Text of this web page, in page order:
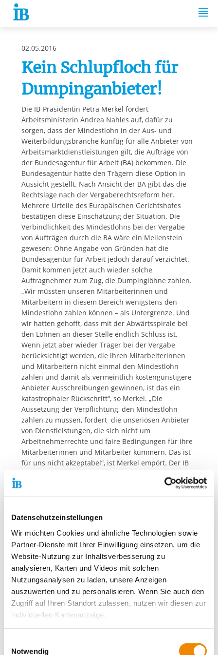
Datenschutzeinstellungen
Wir möchten Cookies und ähnliche Technologien sowie
Partner-Dienste mit Ihrer Einwilligung einsetzen, um die
Website-Nutzung zur Inhaltsverbesserung zu
analysieren, Karten und Videos mit solchen
Nutzungsanalysen zu laden, unsere Anzeigen
auszuwerten und zu personalisieren. Wenn Sie auch den
Zugriff auf Ihren Standort zulassen, nutzen wir diesen zur
individuellen Kartenanzeige.
unsere Partner Daten wie Ihre IP-Adresse und
Notwendig
Springe zum Inhalt
02.05.2016
Kein Schlupfloch für
Dumpinganbieter!
Die IB-Präsidentin Petra Merkel fordert
Arbeitsministerin Andrea Nahles auf, dafür zu
sorgen, dass der Mindestlohn in der Aus- und
Weiterbildungsbranche künftig für alle Anbieter von
Arbeitsmarktdienstleistungen gilt, die Aufträge von
der Bundesagentur für Arbeit (BA) bekommen. Die
Bundesagentur hatte den Trägern diese Option in
Aussicht gestellt. Nach Ansicht der BA gibt das die
Rechtslage nach der Vergaberechtsreform her.
Mehrere Urteile des Europäischen Gerichtshofes
bestätigen diese Einschätzung der Situation. Die
Verbindlichkeit des Mindestlohns bei der Vergabe
von Aufträgen durch die BA wäre ein Meilenstein
gewesen: Ohne Angabe von Gründen hat die
Bundesagentur für Arbeit jedoch darauf verzichtet.
Damit kommen jetzt auch wieder solche
Auftragnehmer zum Zug, die Dumpinglöhne zahlen.
„Wir müssten unseren Mitarbeiterinnen und
Mitarbeitern in diesem Bereich wenigstens den
Mindestlohn zahlen können – als Untergrenze. Und
wir hatten gehofft, dass mit der Abwärtsspirale bei
den Löhnen an dieser Stelle endlich Schluss ist.
Wenn jetzt aber wieder Träger bei der Vergabe
berücksichtigt werden, die ihren Mitarbeiterinnen
und Mitarbeitern nicht einmal den Mindestlohn
zahlen und damit als vermeintlich kostengünstigere
Anbieter Ausschreibungen gewinnen, ist das ein
katastrophaler Rückschritt“, so Merkel. „Die
Aussetzung der Verpflichtung, den Mindestlohn
zahlen zu müssen, fördert die unseriösen Anbieter
von Dienstleistungen, die sich nicht um
Arbeitnehmerrechte und faire Bedingungen für ihre
Mitarbeiterinnen und Mitarbeiter kümmern. Das ist
für uns nicht akzeptabel“, ist Merkel empört. Der IB
Themas erneut anzunehmen und für die
Realisierung des Mindestlohns in der Aus- und
sorgen. „Für unseriöse Anbieter in der
fordert Petra Merkel.
Kontaktdaten unseres Presseteams
Dirk Altbürger
Pressesprecher
Telefon: +49 69 94545-107